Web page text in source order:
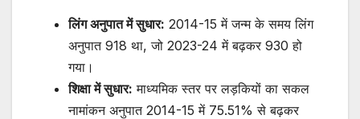
लिंग अनुपात में सुधार: 2014-15 में जन्म के समय लिंग
अनुपात 918 था, जो 2023-24 में बढ़कर 930 हो
गया।
शिक्षा में सुधार: माध्यमिक स्तर पर लड़कियों का सकल
नामांकन अनुपात 2014-15 में 75.51% से बढ़कर